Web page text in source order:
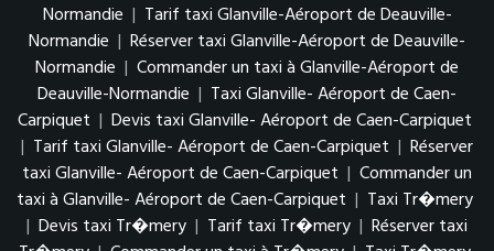
Normandie | Tarif taxi Glanville-Aéroport de Deauville-
Normandie | Réserver taxi Glanville-Aéroport de Deauville-
Normandie | Commander un taxi à Glanville-Aéroport de
Deauville-Normandie | Taxi Glanville- Aéroport de Caen-
Carpiquet | Devis taxi Glanville- Aéroport de Caen-Carpiquet
| Tarif taxi Glanville- Aéroport de Caen-Carpiquet | Réserver
taxi Glanville- Aéroport de Caen-Carpiquet | Commander un
taxi à Glanville- Aéroport de Caen-Carpiquet | Taxi Tr�mery
| Devis taxi Tr�mery | Tarif taxi Tr�mery | Réserver taxi